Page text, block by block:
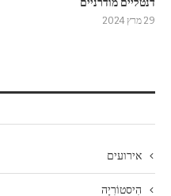
29 מרץ 2024
אירועים
הִיסטוֹרִיָה